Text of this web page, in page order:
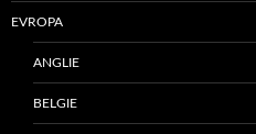
EVROPA
ANGLIE
BELGIE